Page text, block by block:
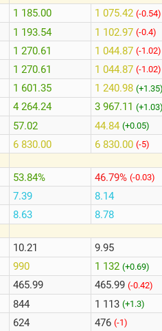
1 185.00
1 193.54
1 270.61
1 270.61
1 601.35
4 264.24
57.02
6 830.00
53.84%
7.39
8.63
10.21
990
465.99
844
624
1 075.42 (-0.54)
1 102.97 (-0.4)
1 044.87 (-1.02)
1 044.87 (-1.02)
1 240.98
3 967.11
44.84 (+0.05)
6 830.00 (-5)
46.79% (-0.03)
8.14
8.78
9.95
1 132 (+0.69)
465.99 (-0.42)
1 113 (+1.3)
476 (-1)